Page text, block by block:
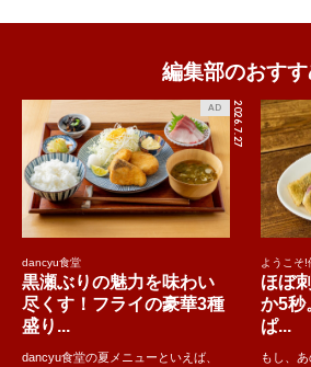
編集部のおす
2026.7.27
AD
dancyu食堂
黒瀬ぶりの魅力を味わい
尽くす！フライの豪華3種
盛り...
dancyu食堂の夏メニューといえば、
ようこそ!
ほぼ
か5秒
ぱ...
もし、